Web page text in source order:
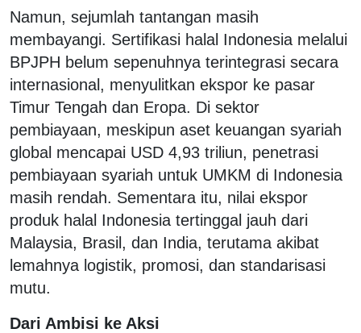
Namun, sejumlah tantangan masih
membayangi. Sertifikasi halal Indonesia melalui
BPJPH belum sepenuhnya terintegrasi secara
internasional, menyulitkan ekspor ke pasar
Timur Tengah dan Eropa. Di sektor
pembiayaan, meskipun aset keuangan syariah
global mencapai USD 4,93 triliun, penetrasi
pembiayaan syariah untuk UMKM di Indonesia
masih rendah. Sementara itu, nilai ekspor
produk halal Indonesia tertinggal jauh dari
Malaysia, Brasil, dan India, terutama akibat
lemahnya logistik, promosi, dan standarisasi
mutu.
Dari Ambisi ke Aksi